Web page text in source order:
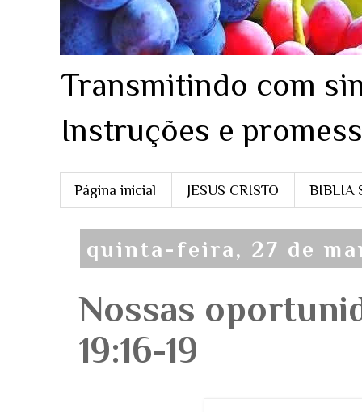
Transmitindo com
Instruções e
Página inicial JESUS CRISTO BIBLIA
quinta-feira, 27 de
Nossas
19:16-19